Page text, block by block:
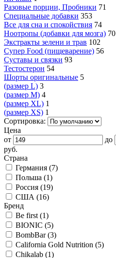
Разовые порции, Пробники 71
Специальные добавки 353
Все для сна и спокойствия 74
Ноотропы (добавки для мозга) 70
Экстракты зелени и трав 102
Супер Food (пищеварение) 56
Суставы и связки 93
Тестостерон 54
Шорты оригинальные 5
(размер L) 3
(размер M) 4
(размер XL) 1
(размер XS) 1
Сортировка:
Цена
от
до
руб.
Страна
Германия (7)
Польша (1)
Россия (19)
США (16)
Бренд
Be first (1)
BIONIC (5)
BombBar (3)
California Gold Nutrition (5)
Chikalab (1)